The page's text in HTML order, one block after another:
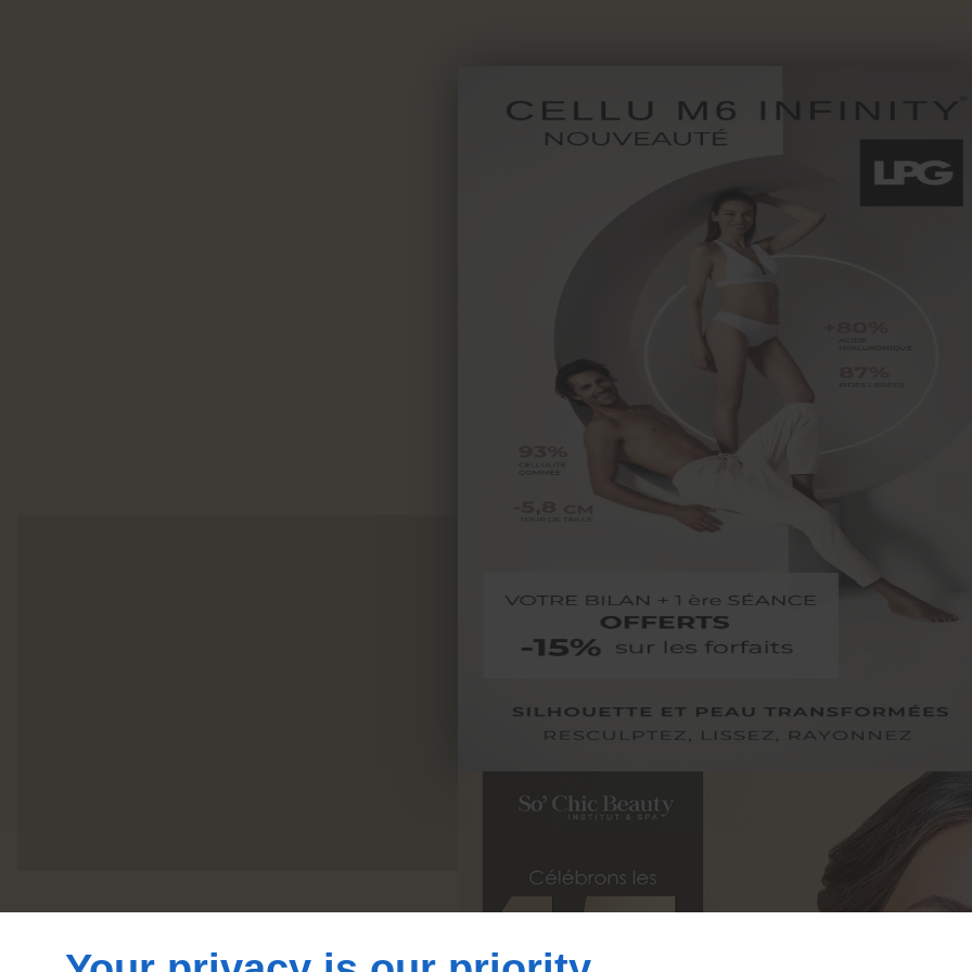
Accès à l’Institut
SO' CHIC BEAUTY
Nieul-sur-Mer (17)